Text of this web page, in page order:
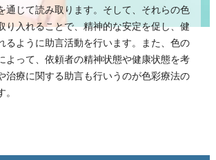
通じて読み取ります。そして、それらの色
り入れることで、精神的な安定を促し、健
るように助言活動を行います。また、色の
よって、依頼者の精神状態や健康状態を考
治療に関する助言も行いうのが色彩療法の